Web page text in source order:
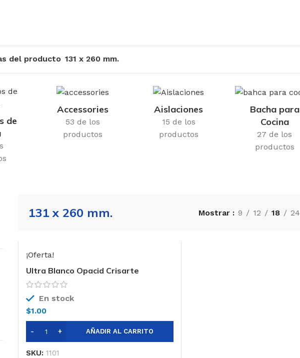
del producto 131 x 260 mm.
de
Accessories
53 de los
productos
Aislaciones
15 de los
productos
Bacha para
Cocina
27 de los
productos
131 x 260 mm. Mostrar 9 12 18 24
¡Oferta!
Ultra Blanco Opacid Crisarte
En stock
$1.00
AÑADIR AL CARRITO
SKU: 1101